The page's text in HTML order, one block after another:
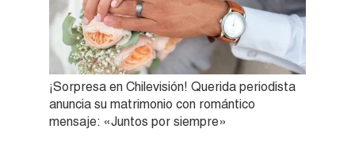
¡Sorpresa en Chilevisión! Querida periodista
anuncia su matrimonio con romántico
mensaje: «Juntos por siempre»